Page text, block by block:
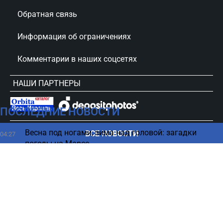
ПОСЛЕДНИЕ НОВОСТИ
04:27
Весна под ногами, зима над головой: загадки
погоды на Марсе
ВСЕ НОВОСТИ
Обратная связь
Информация об ограничениях
Комментарии в наших соцсетях
НАШИ ПАРТНЕРЫ
сursorinfo.co.il © Все права защищены